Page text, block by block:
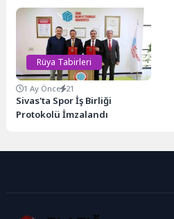
Rüya Tabirleri
1 Ay Önce 21
Sivas'ta Spor İş Birliği
Protokolü İmzalandı